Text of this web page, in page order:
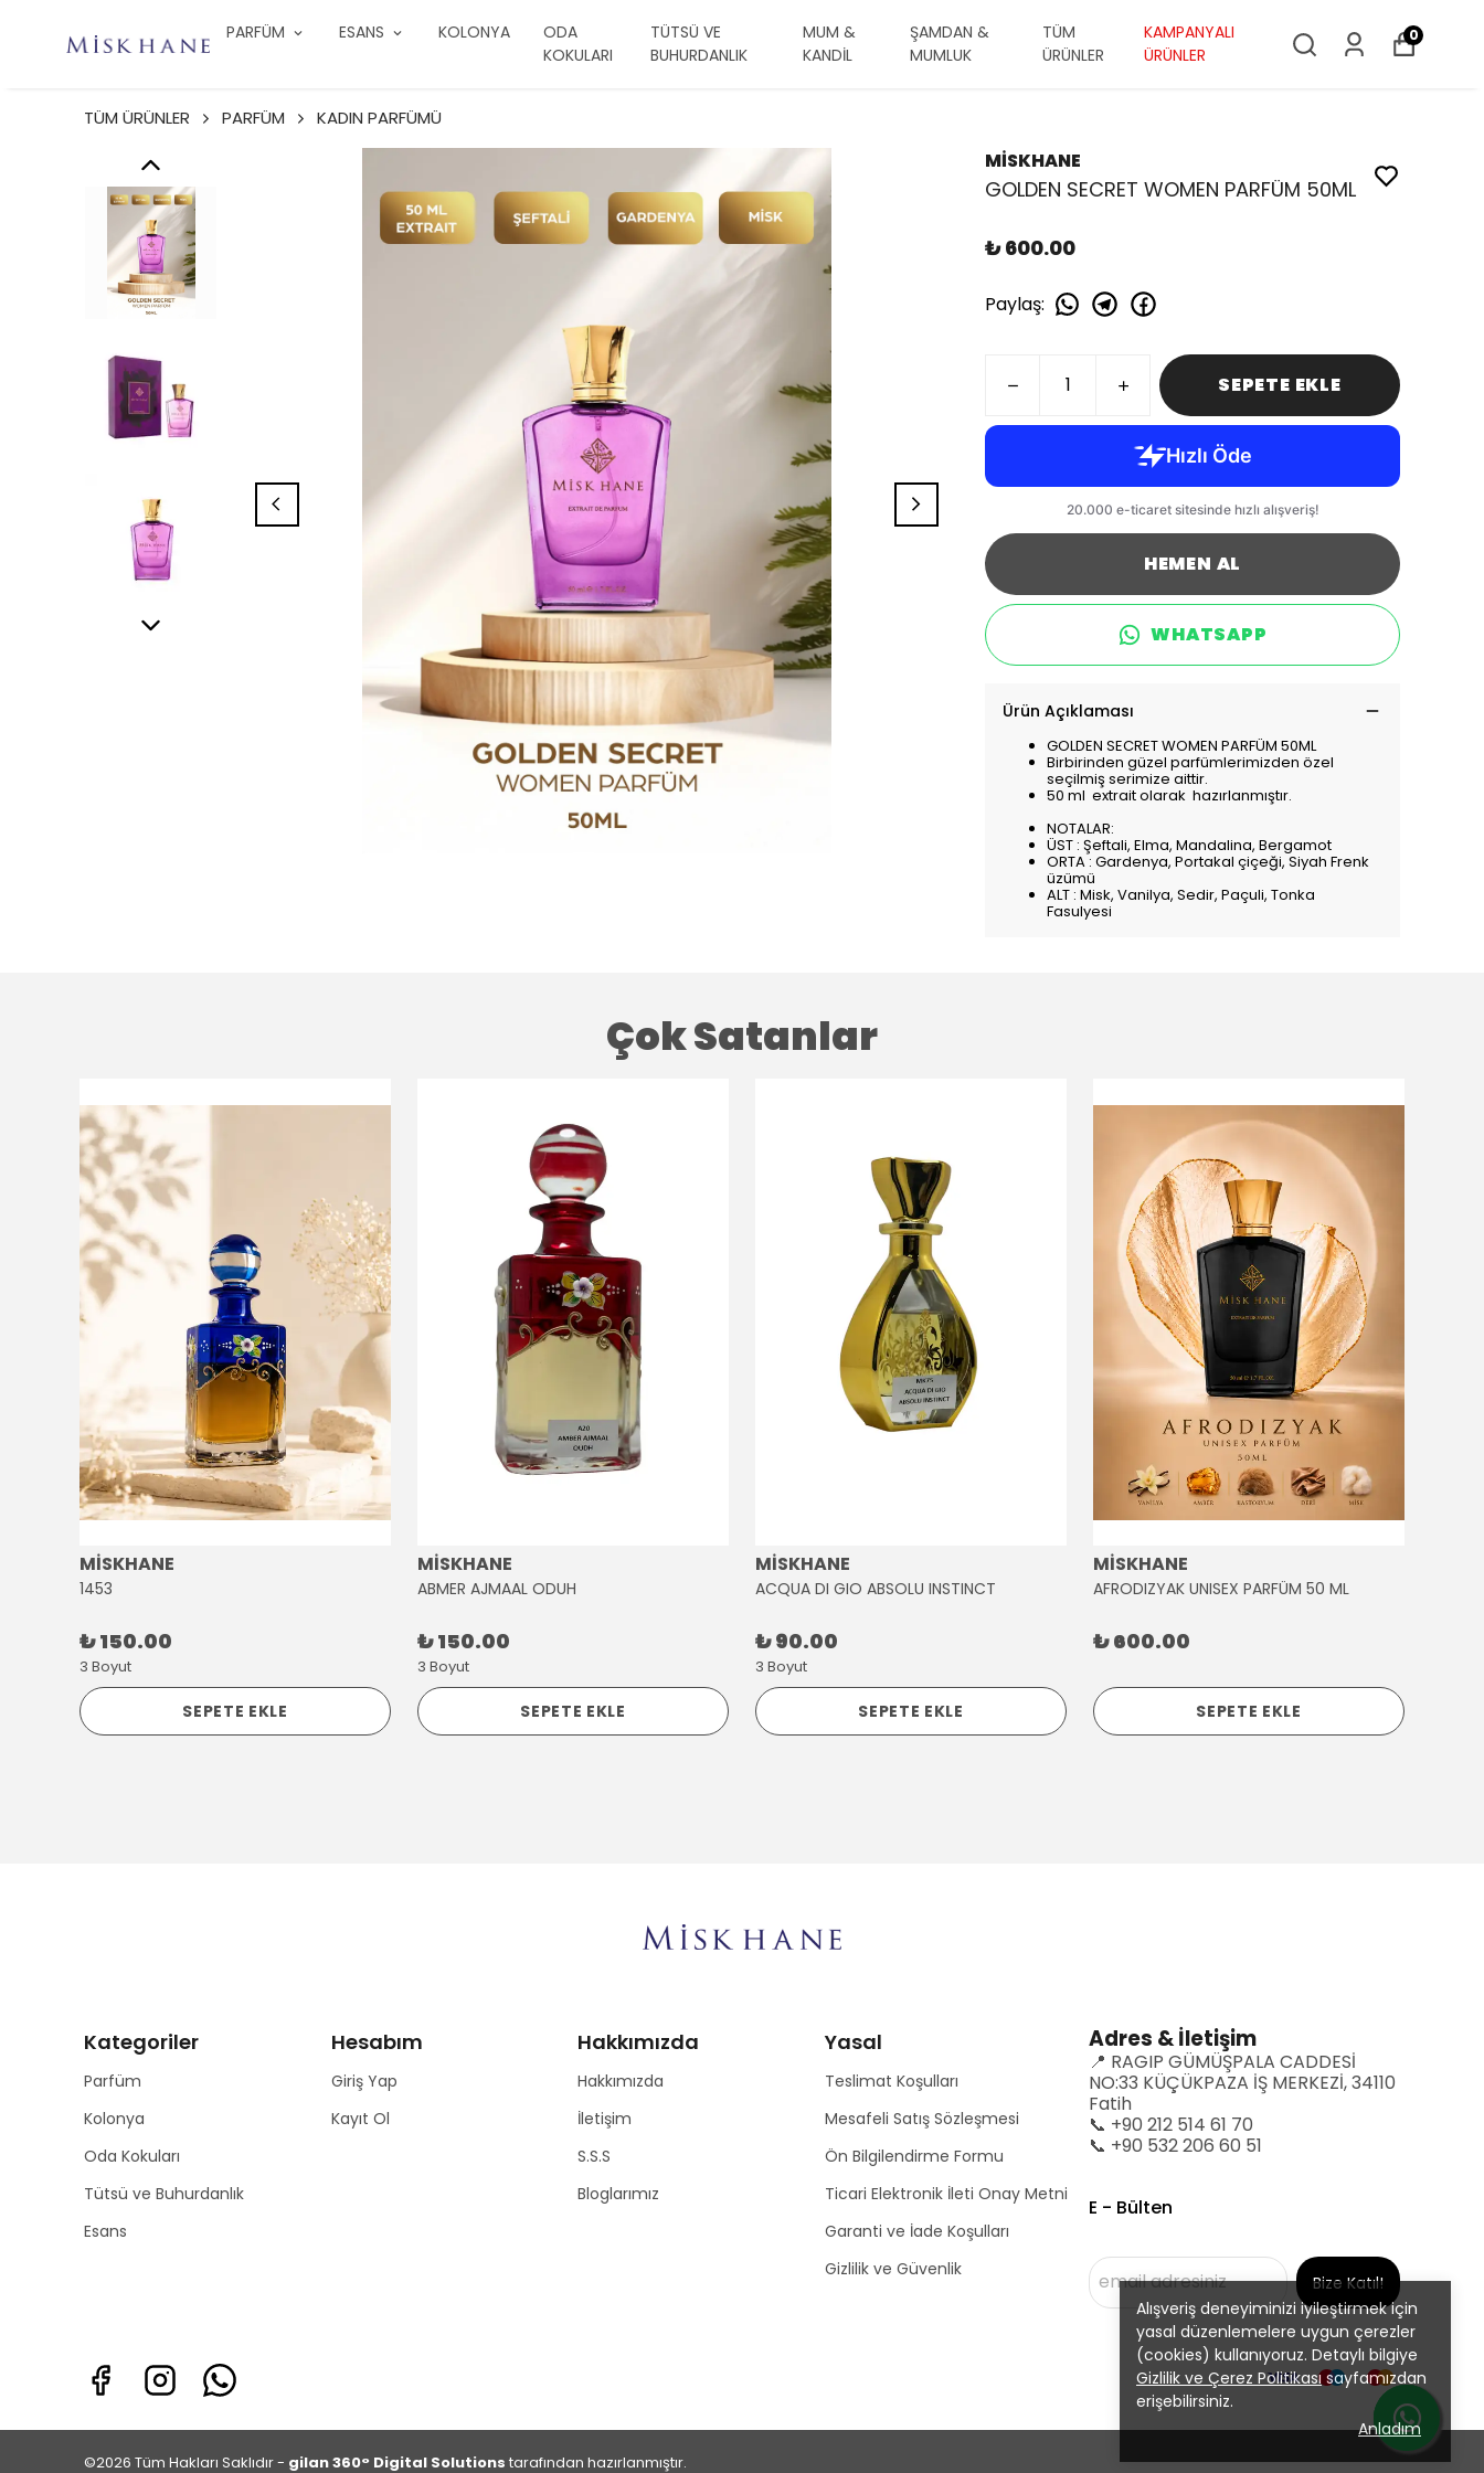
PARFÜM ESANS KOLONYA
ODA
KOKULARI
TÜTSÜ VE
BUHURDANLIK
MUM &
KANDİL
ŞAMDAN &
MUMLUK
TÜM
ÜRÜNLER
KAMPANYALI
ÜRÜNLER
0
Alışveriş deneyiminizi iyileştirmek için
yasal düzenlemelere uygun çerezler
(cookies) kullanıyoruz. Detaylı bilgiye
Gizlilik ve Çerez Politikası sayfamızdan
erişebilirsiniz.
Anladım
TÜM ÜRÜNLER PARFÜM KADIN PARFÜMÜ
MİSKHANE
GOLDEN SECRET WOMEN PARFÜM 50ML
₺ 600.00
Paylaş:
SEPETE EKLE
HEMEN AL
WHATSAPP
Ürün Açıklaması
GOLDEN SECRET WOMEN PARFÜM 50ML
Birbirinden güzel parfümlerimizden özel
seçilmiş serimize aittir.
50 ml extrait olarak hazırlanmıştır.
NOTALAR:
ÜST : Şeftali, Elma, Mandalina, Bergamot
ORTA : Gardenya, Portakal çiçeği, Siyah Frenk
üzümü
ALT : Misk, Vanilya, Sedir, Paçuli, Tonka
Fasulyesi
Çok Satanlar
MİSKHANE
1453
₺ 150.00
3 Boyut
SEPETE EKLE
MİSKHANE
ABMER AJMAAL ODUH
₺ 150.00
3 Boyut
SEPETE EKLE
MİSKHANE
ACQUA DI GIO ABSOLU INSTINCT
₺ 90.00
3 Boyut
SEPETE EKLE
MİSKHANE
AFRODIZYAK UNISEX PARFÜM 50 ML
₺ 600.00
SEPETE EKLE
Kategoriler
Parfüm
Kolonya
Oda Kokuları
Tütsü ve Buhurdanlık
Esans
Hesabım
Giriş Yap
Kayıt Ol
Hakkımızda
Hakkımızda
İletişim
S.S.S
Bloglarımız
Yasal
Teslimat Koşulları
Mesafeli Satış Sözleşmesi
Ön Bilgilendirme Formu
Ticari Elektronik İleti Onay Metni
Garanti ve İade Koşulları
Gizlilik ve Güvenlik
Adres & İletişim
📍 RAGIP GÜMÜŞPALA CADDESİ
NO:33 KÜÇÜKPAZA İŞ MERKEZİ, 34110
Fatih
📞 +90 212 514 61 70
📞 +90 532 206 60 51
E - Bülten
Bize Katıl!
©2026 Tüm Hakları Saklıdır - gilan 360° Digital Solutions tarafından hazırlanmıştır.